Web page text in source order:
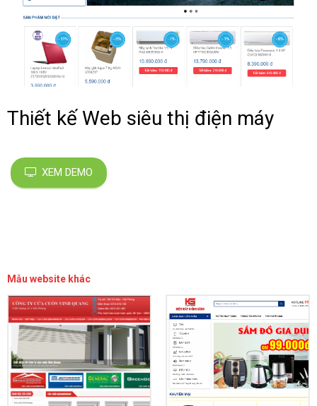
Thiết kế Web siêu thị điện máy
XEM DEMO
Mẫu website khác